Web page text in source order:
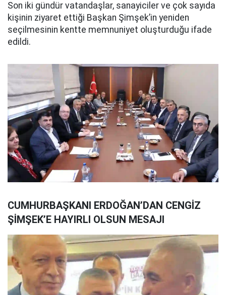
Son iki gündür vatandaşlar, sanayiciler ve çok sayıda
kişinin ziyaret ettiği Başkan Şimşek’in yeniden
seçilmesinin kentte memnuniyet oluşturduğu ifade
edildi.
CUMHURBAŞKANI ERDOĞAN’DAN CENGİZ
ŞİMŞEK’E HAYIRLI OLSUN MESAJI